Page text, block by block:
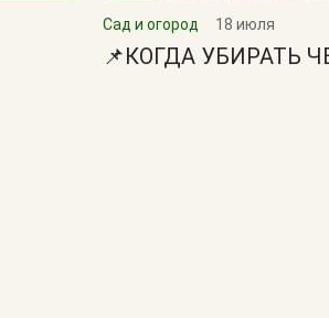
Сад и огород 18 июля
📌КОГДА УБИРАТЬ